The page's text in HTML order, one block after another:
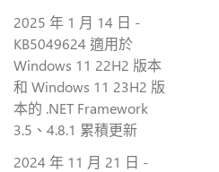
2025 年 1 月 14 日 -
KB5049624 適用於
Windows 11 22H2 版本
和 Windows 11 23H2 版
本的 .NET Framework
3.5、4.8.1 累積更新
2024 年 11 月 21 日 -